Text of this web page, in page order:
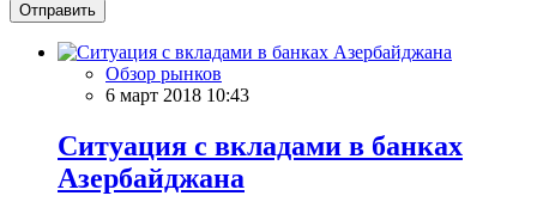
Отправить
Обзор рынков
6 март 2018 10:43
Ситуация с вкладами в банках
Азербайджана